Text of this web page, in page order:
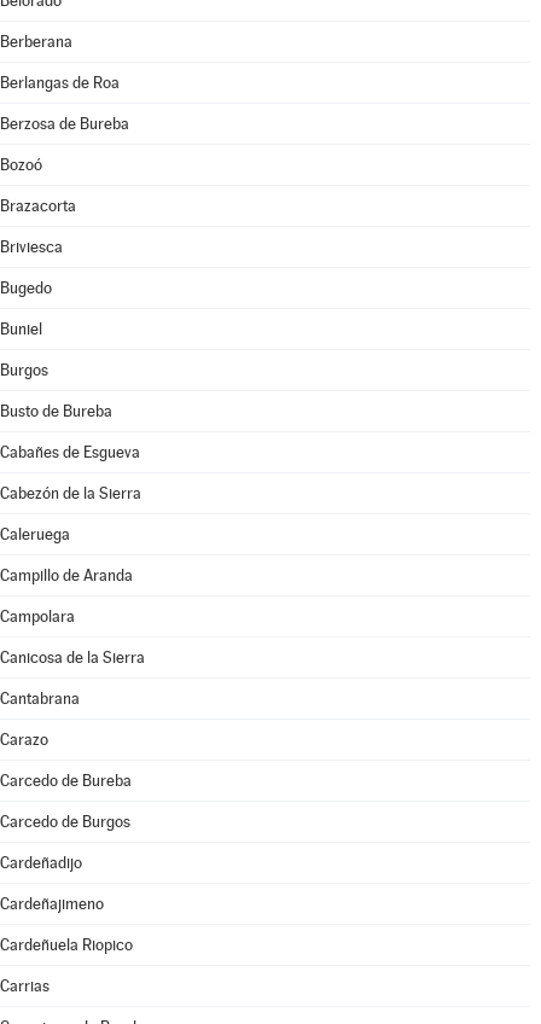
Berberana
Berlangas de Roa
Berzosa de Bureba
Bozoó
Brazacorta
Briviesca
Bugedo
Buniel
Burgos
Busto de Bureba
Cabañes de Esgueva
Cabezón de la Sierra
Caleruega
Campillo de Aranda
Campolara
Canicosa de la Sierra
Cantabrana
Carazo
Carcedo de Bureba
Carcedo de Burgos
Cardeñadijo
Cardeñajimeno
Cardeñuela Riopico
Carrias